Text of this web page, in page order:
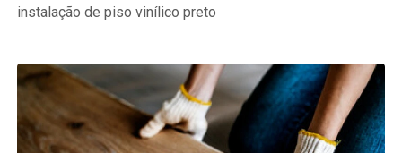
instalação de piso vinílico preto